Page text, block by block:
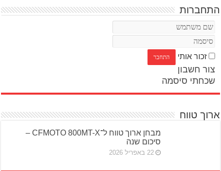
התחברות
זכור אותי
צור חשבון
שכחתי סיסמה
ארוך טווח
מבחן ארוך טווח ל־CFMOTO 800MT-X –
סיכום שנה
22 באפריל 2026